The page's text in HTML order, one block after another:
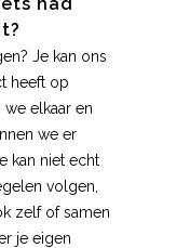
Je kan ons
heeft op
elkaar en
we er
kan niet echt
volgen,
zelf of samen
je eigen